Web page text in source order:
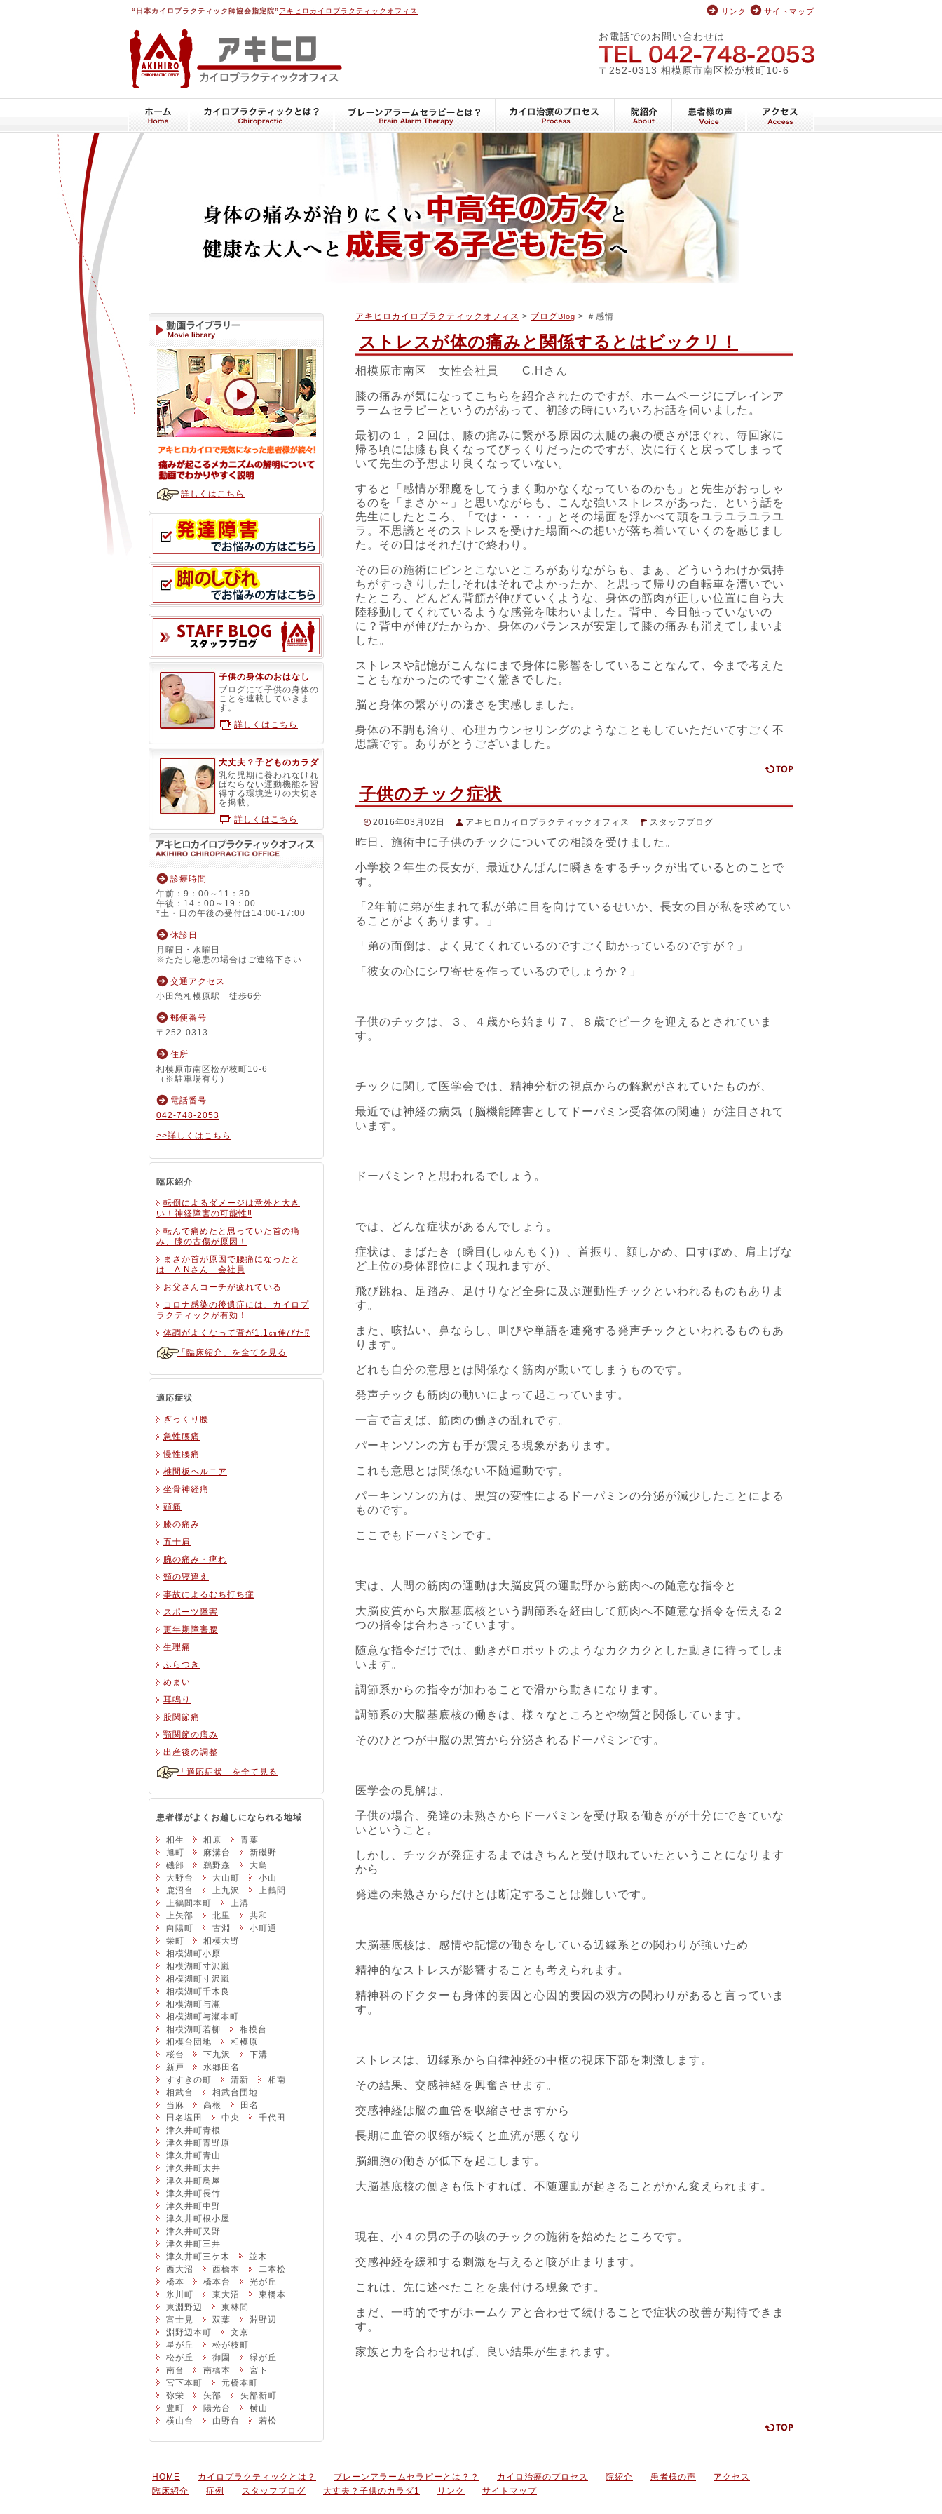
“日本カイロプラクティック師協会指定院”アキヒロカイロプラクティックオフィス リンク サイトマップ
アキヒロカイロプラクティックオフィス
お電話でのお問い合わせは
〒252-0313 相模原市南区松が枝町10-6
アキヒロカイロプラクティックオフィス > ブログBlog > ＃感情
ストレスが体の痛みと関係するとはビックリ！
相模原市南区 女性会社員 C.Hさん
膝の痛みが気になってこちらを紹介されたのですが、ホームページにブレインア
ラームセラピーというのがあって、初診の時にいろいろお話を伺いました。
最初の１，２回は、膝の痛みに繋がる原因の太腿の裏の硬さがほぐれ、毎回家に
帰る頃には膝も良くなってびっくりだったのですが、次に行くと戻ってしまって
いて先生の予想より良くなっていない。
すると「感情が邪魔をしてうまく動かなくなっているのかも」と先生がおっしゃ
るのを「まさか～」と思いながらも、こんな強いストレスがあった、という話を
先生にしたところ、「では・・・・」とその場面を浮かべて頭をユラユラユラユ
ラ。不思議とそのストレスを受けた場面への想いが落ち着いていくのを感じまし
た。その日はそれだけで終わり。
その日の施術にピンとこないところがありながらも、まぁ、どういうわけか気持
ちがすっきりしたしそれはそれでよかったか、と思って帰りの自転車を漕いでい
たところ、どんどん背筋が伸びていくような、身体の筋肉が正しい位置に自ら大
陸移動してくれているような感覚を味わいました。背中、今日触っていないの
に？背中が伸びたからか、身体のバランスが安定して膝の痛みも消えてしまいま
した。
ストレスや記憶がこんなにまで身体に影響をしていることなんて、今まで考えた
こともなかったのですごく驚きでした。
脳と身体の繋がりの凄さを実感しました。
身体の不調も治り、心理カウンセリングのようなこともしていただいてすごく不
思議です。ありがとうございました。
子供のチック症状
2016年03月02日 アキヒロカイロプラクティックオフィス
スタッフブログ
＃アキヒロカイロプラクティック ,＃カイロプラクティック,＃ストレス
＃子どものチック, ＃感情 ＃機能神経学 ,＃瞬目,＃肩上げ ＃記憶 ＃足けり ,＃足踏み
＃運
動野 ,＃音声チック ,＃顔しかめ,＃飛び跳ね,＃首振り,＃黒質 ,＃鼻ならし
昨日、施術中に子供のチックについての相談を受けました。
小学校２年生の長女が、最近ひんぱんに瞬きをするチックが出ているとのことで
す。
「2年前に弟が生まれて私が弟に目を向けているせいか、長女の目が私を求めてい
ることがよくあります。」
「弟の面倒は、よく見てくれているのですごく助かっているのですが？」
「彼女の心にシワ寄せを作っているのでしょうか？」
子供のチックは、３、４歳から始まり７、８歳でピークを迎えるとされていま
す。
チックに関して医学会では、精神分析の視点からの解釈がされていたものが、
最近では神経の病気（脳機能障害としてドーパミン受容体の関連）が注目されて
います。
ドーパミン？と思われるでしょう。
では、どんな症状があるんでしょう。
症状は、まばたき（瞬目(しゅんもく)）、首振り、顔しかめ、口すぼめ、肩上げな
ど上位の身体部位によく現れますが、
飛び跳ね、足踏み、足けりなど全身に及ぶ運動性チックといわれるものもありま
す。
また、咳払い、鼻ならし、叫びや単語を連発する発声チックといわれるものもあ
ります。
どれも自分の意思とは関係なく筋肉が動いてしまうものです。
発声チックも筋肉の動いによって起こっています。
一言で言えば、筋肉の働きの乱れです。
パーキンソンの方も手が震える現象があります。
これも意思とは関係ない不随運動です。
パーキンソンの方は、黒質の変性によるドーパミンの分泌が減少したことによる
ものです。
ここでもドーパミンです。
実は、人間の筋肉の運動は大脳皮質の運動野から筋肉への随意な指令と
大脳皮質から大脳基底核という調節系を経由して筋肉へ不随意な指令を伝える２
つの指令は合わさっています。
随意な指令だけでは、動きがロボットのようなカクカクとした動きに待ってしま
います。
調節系からの指令が加わることで滑から動きになります。
調節系の大脳基底核の働きは、様々なところとや物質と関係しています。
そのひとつが中脳の黒質から分泌されるドーパミンです。
医学会の見解は、
子供の場合、発達の未熟さからドーパミンを受け取る働きがが十分にできていな
いということ。
しかし、チックが発症するまではきちんと受け取れていたということになります
から
発達の未熟さからだけとは断定することは難しいです。
大脳基底核は、感情や記憶の働きをしている辺縁系との関わりが強いため
精神的なストレスが影響することも考えられます。
精神科のドクターも身体的要因と心因的要因の双方の関わりがあると言っていま
す。
ストレスは、辺縁系から自律神経の中枢の視床下部を刺激します。
その結果、交感神経を興奮させます。
交感神経は脳の血管を収縮させますから
長期に血管の収縮が続くと血流が悪くなり
脳細胞の働きが低下を起こします。
大脳基底核の働きも低下すれば、不随運動が起きることがかん変えられます。
現在、小４の男の子の咳のチックの施術を始めたところです。
交感神経を緩和する刺激を与えると咳が止まります。
これは、先に述べたことを裏付ける現象です。
まだ、一時的ですがホームケアと合わせて続けることで症状の改善が期待できま
す。
家族と力を合わせれば、良い結果が生まれます。
詳しくはこちら
スタッフブログ
子供の身体のおはなし
ブログにて子供の身体の
ことを連載していきま
す。
詳しくはこちら
大丈夫？子どものカラダ
乳幼児期に養われなけれ
ばならない運動機能を習
得する環境造りの大切さ
を掲載。
詳しくはこちら
診療時間
午前：9：00～11：30
午後：14：00～19：00
*土・日の午後の受付は14:00-17:00
休診日
月曜日・水曜日
※ただし急患の場合はご連絡下さい
交通アクセス
小田急相模原駅 徒歩6分
郵便番号
〒252-0313
住所
相模原市南区松が枝町10-6
（※駐車場有り）
電話番号
042-748-2053
>>詳しくはこちら
臨床紹介
転倒によるダメージは意外と大き
い！神経障害の可能性‼
転んで痛めたと思っていた首の痛
み、膝の古傷が原因！
まさか首が原因で腰痛になったと
は A.Nさん 会社員
お父さんコーチが疲れている
コロナ感染の後遺症には、カイロプ
ラクティックが有効！
体調がよくなって背が1.1㎝伸びた⁉
「臨床紹介」を全てを見る
適応症状
ぎっくり腰
急性腰痛
慢性腰痛
椎間板ヘルニア
坐骨神経痛
頭痛
膝の痛み
五十肩
腕の痛み・痺れ
頸の寝違え
事故によるむち打ち症
スポーツ障害
更年期障害腰
生理痛
ふらつき
めまい
耳鳴り
股関節痛
顎関節の痛み
出産後の調整
「適応症状」を全て見る
患者様がよくお越しになられる地域
相生 相原
青葉
旭町
麻溝台
新磯野
磯部
鵜野森
大島
大野台
大山町
小山
鹿沼台
上九沢
上鶴間
上鶴間本町
上溝
上矢部
北里
共和
向陽町
古淵
小町通
栄町
相模大野
相模湖町小原
相模湖町寸沢嵐
相模湖町寸沢嵐
相模湖町千木良
相模湖町与瀬
相模湖町与瀬本町
相模湖町若柳
相模台
相模台団地
相模原
桜台
下九沢
下溝
新戸
水郷田名
すすきの町
清新
相南
相武台
相武台団地
当麻
高根
田名
田名塩田
中央
千代田
津久井町青根
津久井町青野原
津久井町青山
津久井町太井
津久井町鳥屋
津久井町長竹
津久井町中野
津久井町根小屋
津久井町又野
津久井町三井
津久井町三ケ木
並木
西大沼
西橋本
二本松
橋本
橋本台
光が丘
氷川町
東大沼
東橋本
東淵野辺
東林間
富士見
双葉
淵野辺
淵野辺本町
文京
星が丘
松が枝町
松が丘
御園
緑が丘
南台
南橋本
宮下
宮下本町
元橋本町
弥栄
矢部
矢部新町
豊町
陽光台
横山
横山台
由野台 若松
HOME カイロプラクティックとは？ ブレーンアラームセラピーとは？？ カイロ治療のプロセス 院紹介 患者様の声
アクセス
臨床紹介
症例 スタッフブログ 大丈夫？子供のカラダ1 リンク サイトマップ